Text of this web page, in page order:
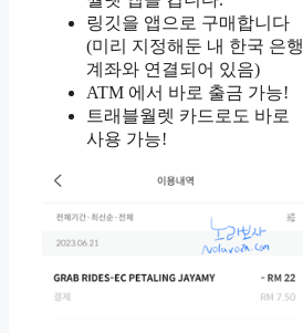
링깃을 앱으로 구매합니다
(미리 지정해둔 내 한국 은행
계좌와 연결되어 있음)
ATM 에서 바로 출금 가능!
트래블월렛 카드로도 바로
사용 가능!